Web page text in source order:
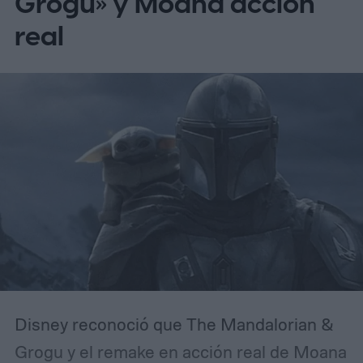
posproducción, con estreno confirmado
para el 30 de abril de 2027.
real
Disney reconoció que The Mandalorian &
Grogu y el remake en acción real de Moana